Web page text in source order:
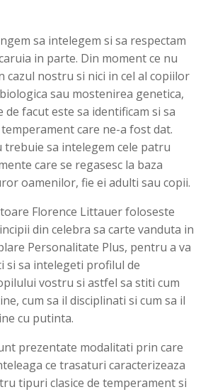
sa intelegem si sa respectam
in parte. Din moment ce nu
cazul nostru si nici in cel al copiilor
sau mostenirea genetica,
de facut este sa identificam si sa
care ne-a fost dat.
trebuie sa intelegem cele patru
care se regasesc la baza
oamenilor, fie ei adulti sau copii.
Florence Littauer foloseste
din celebra sa carte vanduta in
Personalitate Plus, pentru a va
si sa intelegeti profilul de
vostru si astfel sa stiti cum
cum sa il disciplinati si cum sa il
cu putinta.
prezentate modalitati prin care
ce trasaturi caracterizeaza
tipuri clasice de temperament si